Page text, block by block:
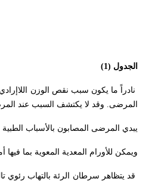
الجدول (1)
المرضى. وقد لا يكتشف السبب عند
يبدي المرضى المصابون بالأسباب
ويمكن للأورام المعدية المعوية بما
قد يتظاهر سرطان الرئة بالتهاب